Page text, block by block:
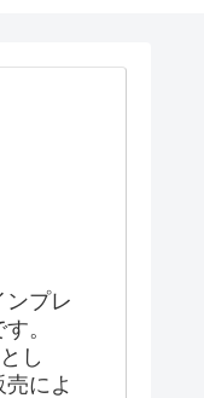
ンプレ
。
し
によ